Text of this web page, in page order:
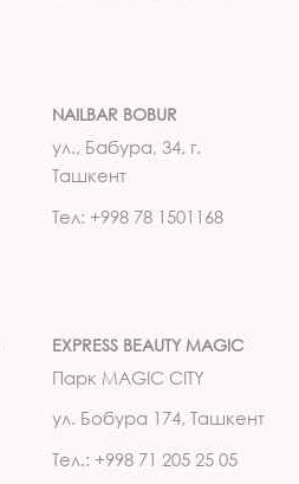
NAILBAR BOBUR
ул., Бабура, 34, г.
Ташкент
Тел: +998 78 1501168
EXPRESS BEAUTY MAGIC
Парк MAGIC CITY
ул. Бобура 174, Ташкент
Тел.: +998 71 205 25 05